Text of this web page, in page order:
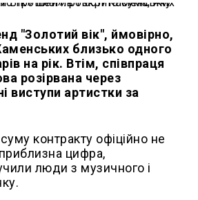
"Золотий вік", ймовірно,
близько одного
на рік. Втім, співпраця
розірвана через
виступи артистки за
контракту офіційно не
цифра,
люди з музичного і